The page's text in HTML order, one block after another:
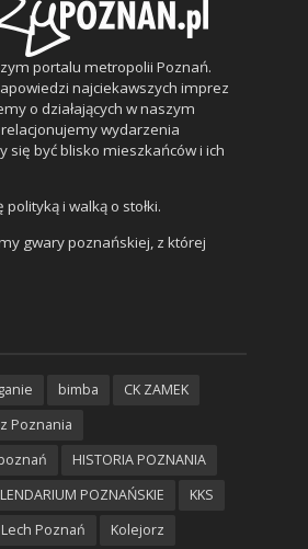
portalu metropolii Poznań.
najciekawszych imprez
o działających w naszym
wydarzenia
się być blisko mieszkańców i ich
i walką o stołki.
gwary poznańskiej, z której
bimba
CK ZAMEK
Poznania
HISTORIA POZNANIA
POZNAŃSKIE
KKS
Lech Poznań
Kolejorz